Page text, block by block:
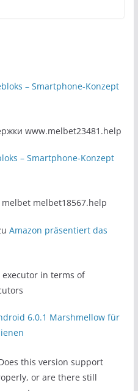
– Smartphone-Konzept
www.melbet23481.help
– Smartphone-Konzept
melbet18567.help
Amazon präsentiert das
in terms of
6.0.1 Marshmellow für
this version support
or are there still